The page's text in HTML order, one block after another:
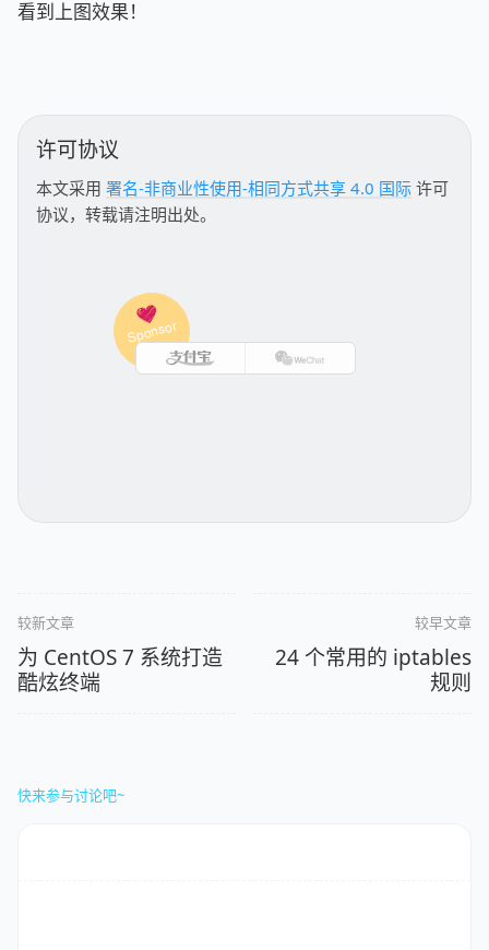
看到上图效果！
许可协议
本文采用 署名-非商业性使用-相同方式共享 4.0 国际 许可
协议，转载请注明出处。
较新文章
为 CentOS 7 系统打造
酷炫终端
较早文章
24 个常用的 iptables
规则
快来参与讨论吧~